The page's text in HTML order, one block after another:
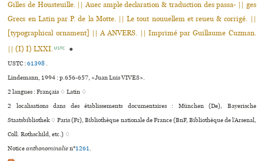
Gilles de Housteuille. || Auec ample declaration & traduction des passa- || ges
Grecs en Latin par P. de la Motte. || Le tout nouuellem et reueu & corrigé. ||
[typographical ornament] || A ANVERS. || Imprimé par Guillaume Cuzman.
|| (I) I) LXXI. USTC ●
USTC :61398.
Lindemann, 1994 : p.656-657, «Juan Luis VIVES».
2 langues :Français ♢Latin ♢
2 localisations dans des établissements documentaires : München (De), Bayerische
Staatsbibliothek ♢ Paris (Fr), Bibliothèque nationale de France (BnF, Bibliothèque de l’Arsenal,
Coll. Rothschild, etc.) ♢
Noticeanthonominalien°1261.